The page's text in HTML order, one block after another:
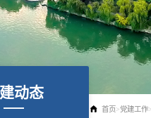
动态
首页>党建工作